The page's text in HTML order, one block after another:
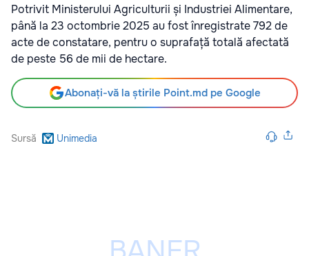
Potrivit Ministerului Agriculturii și Industriei Alimentare,
până la 23 octombrie 2025 au fost înregistrate 792 de
acte de constatare, pentru o suprafață totală afectată
de peste 56 de mii de hectare.
Abonați-vă la știrile Point.md pe Google
Sursă Unimedia